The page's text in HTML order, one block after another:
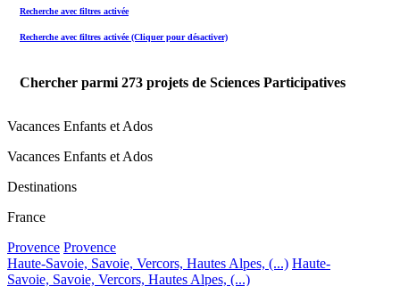
Recherche avec filtres activée
Recherche avec filtres activée (Cliquer pour désactiver)
Chercher parmi 273 projets de Sciences Participatives
Vacances Enfants et Ados
Vacances Enfants et Ados
Destinations
France
Provence Provence
Haute-Savoie, Savoie, Vercors, Hautes Alpes, (...) Haute-
Savoie, Savoie, Vercors, Hautes Alpes, (...)